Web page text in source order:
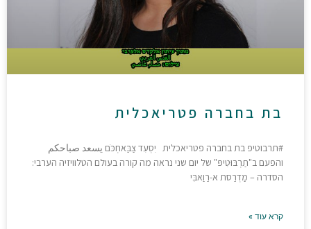
בת בחברה פטריאכלית
#תרבוטיפ בת בחברה פטריאכלית יִסְעִד צַבַּאחְכֹּם يسعد صباحكم
והפעם ב"תַרְבּוּטִיפּ" של יום שני נראה מה קורה בעולם הטלוויזיה הערבי:
הסדרה – מַדְרַסת א-רַוַאבִּי
קרא עוד »